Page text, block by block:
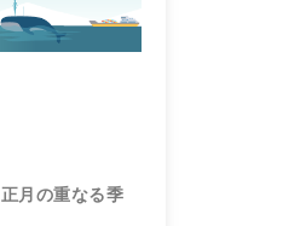
月の重なる季